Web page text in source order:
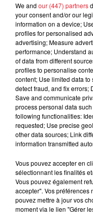
0:00
17 novembre 2025 - 2
MORNING SHOW
Le Morning Show
We and our (447) partners
your consent and/or our
information on a device;
profiles for personalised
advertising; Measure
performance; Understand
of data from different
profiles to personalise
content; Use limited data
detect fraud, and fix errors;
Save and communicate
process personal data
following functionalities:
requested; Use precise
other data sources; Link
information transmitted
Vous pouvez accepter en
sélectionnant les finalités
Vous pouvez également
accepter". Vos préférences
pouvez mettre à jour vos
moment via le lien "Gérer